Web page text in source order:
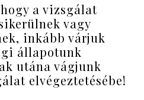
a vizsgálat
vagy
inkább várjuk
állapotunk
utána vágjunk
elvégeztetésébe!